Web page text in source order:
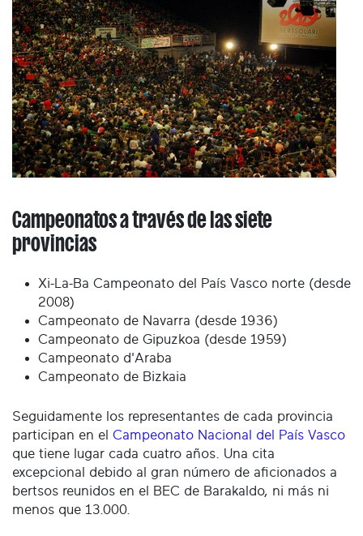
Campeonatos a través de las siete
provincias
Xi-La-Ba Campeonato del País Vasco norte (desde
2008)
Campeonato de Navarra (desde 1936)
Campeonato de Gipuzkoa (desde 1959)
Campeonato d'Araba
Campeonato de Bizkaia
Seguidamente los representantes de cada provincia
participan en el Campeonato Nacional del País Vasco
que tiene lugar cada cuatro años. Una cita
excepcional debido al gran número de aficionados a
bertsos reunidos en el BEC de Barakaldo, ni más ni
menos que 13.000.